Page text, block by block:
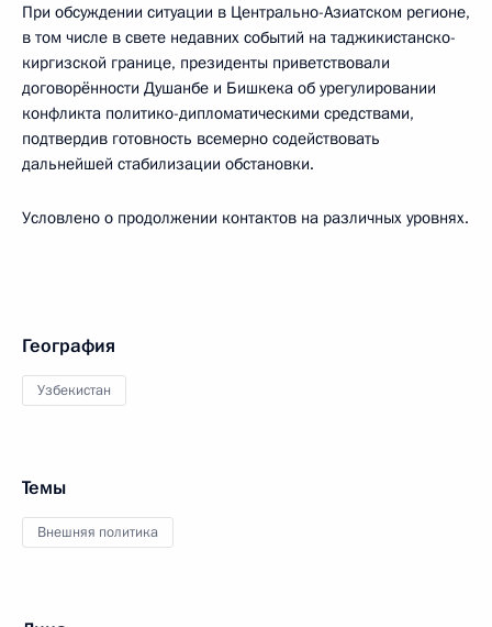
При обсуждении ситуации в Центрально-Азиатском регионе,
в том числе в свете недавних событий на таджикистанско-
киргизской границе, президенты приветствовали
договорённости Душанбе и Бишкека об урегулировании
конфликта политико-дипломатическими средствами,
подтвердив готовность всемерно содействовать
дальнейшей стабилизации обстановки.
Условлено о продолжении контактов на различных уровнях.
География
Узбекистан
Темы
Внешняя политика